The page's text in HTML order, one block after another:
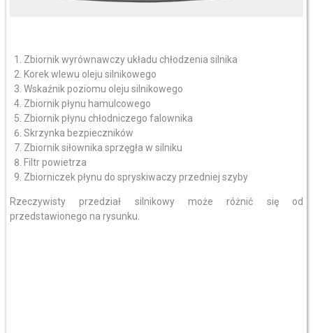
Zbiornik wyrównawczy układu chłodzenia silnika
Korek wlewu oleju silnikowego
Wskaźnik poziomu oleju silnikowego
Zbiornik płynu hamulcowego
Zbiornik płynu chłodniczego falownika
Skrzynka bezpieczników
Zbiornik siłownika sprzęgła w silniku
Filtr powietrza
Zbiorniczek płynu do spryskiwaczy przedniej szyby
Rzeczywisty przedział silnikowy może różnić się od
przedstawionego na rysunku.